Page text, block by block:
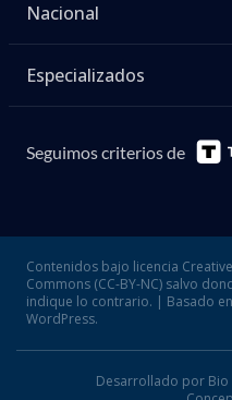
Nacional
Especializados
Seguimos criterios de
Contenidos bajo licencia Creative
Commons (CC-BY-NC) salvo
indique lo contrario. | Basado
WordPress.
Desarrollado por Bio